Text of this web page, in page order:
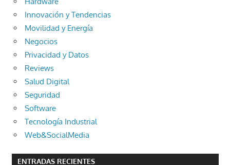
Innovación y Tendencias
Movilidad y Energía
Negocios
Privacidad y Datos
Reviews
Salud Digital
Seguridad
Software
Tecnología Industrial
Web&SocialMedia
ENTRADAS RECIENTES